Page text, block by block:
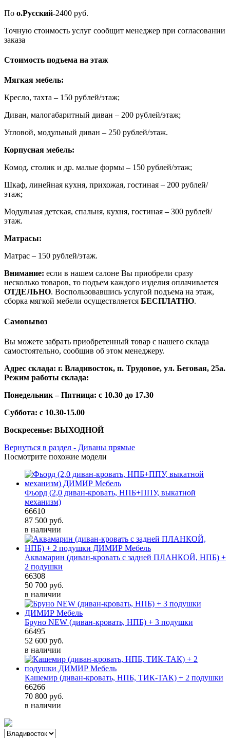
По о.Русский-2400 руб.
Точную стоимость услуг сообщит менеджер при согласовании
заказа
Стоимость подъема на этаж
Мягкая мебель:
Кресло, тахта – 150 рублей/этаж;
Диван, малогабаритный диван – 200 рублей/этаж;
Угловой, модульный диван – 250 рублей/этаж.
Корпусная мебель:
Комод, столик и др. малые формы – 150 рублей/этаж;
Шкаф, линейная кухня, прихожая, гостиная – 200 рублей/
этаж;
Модульная детская, спальня, кухня, гостиная – 300 рублей/
этаж.
Матрасы:
Матрас – 150 рублей/этаж.
Внимание: если в нашем салоне Вы приобрели сразу
несколько товаров, то подъем каждого изделия оплачивается
ОТДЕЛЬНО. Воспользовавшись услугой подъема на этаж,
сборка мягкой мебели осуществляется БЕСПЛАТНО.
Самовывоз
Вы можете забрать приобретенный товар с нашего склада
самостоятельно, сообщив об этом менеджеру.
Адрес склада: г. Владивосток, п. Трудовое, ул. Беговая, 25а.
Режим работы склада:
Понедельник – Пятница: с 10.30 до 17.30
Суббота: с 10.30-15.00
Воскресенье: ВЫХОДНОЙ
Вернуться в раздел - Диваны прямые
Посмотрите похожие модели
Фьорд (2,0 диван-кровать, НПБ+ППУ, выкатной
механизм)
66610
87 500 руб.
в наличии
Аквамарин (диван-кровать с задней ПЛАНКОЙ, НПБ) +
2 подушки
66308
50 700 руб.
в наличии
Бруно NEW (диван-кровать, НПБ) + 3 подушки
66495
52 600 руб.
в наличии
Кашемир (диван-кровать, НПБ, ТИК-ТАК) + 2 подушки
66266
70 800 руб.
в наличии